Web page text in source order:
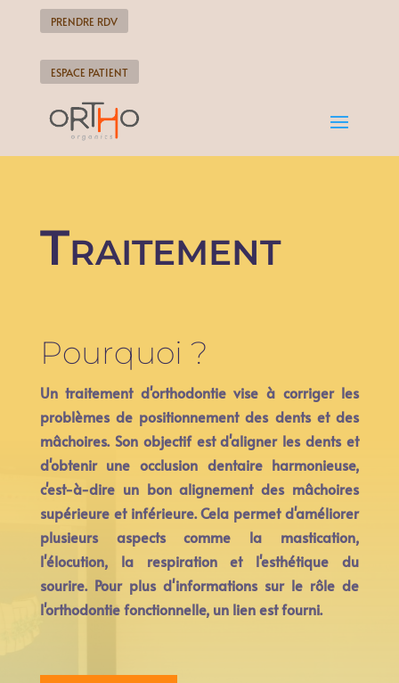
PRENDRE RDV
ESPACE PATIENT
Traitement
Pourquoi ?
Un traitement d'orthodontie vise à corriger les
problèmes de positionnement des dents et des
mâchoires. Son objectif est d'aligner les dents et
d'obtenir une occlusion dentaire harmonieuse,
c'est-à-dire un bon alignement des mâchoires
supérieure et inférieure. Cela permet d'améliorer
plusieurs aspects comme la mastication,
l'élocution, la respiration et l'esthétique du
sourire. Pour plus d'informations sur le rôle de
l'orthodontie fonctionnelle, un lien est fourni.